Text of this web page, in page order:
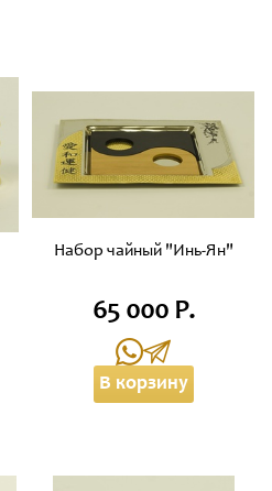
Набор чайный "Инь-Ян"
65 000 Р.
В корзину